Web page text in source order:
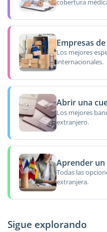
cobertura
Empresas
Los mejores
internacionales.
Abrir una
Los mejores
extranjero.
Aprender un
Todas las
extranjera.
Sigue explorando